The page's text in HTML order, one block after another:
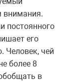
внимания.
постоянного
его
Человек, чей
более 8
в